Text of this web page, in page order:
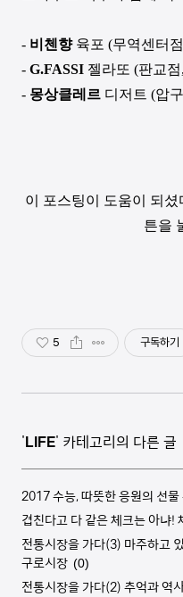
- 비첸향육포 (무역센터점
- G.FASSI 젤라또 (판교점,
- 몽상클레르 디저트 (압
이 포스팅이 도움이 되
튼을
5 구독하기
'LIFE' 카테고리의 다른 글
2017 수능, 따뜻한 응원의 선물
겹친다고 다 같은 체크는 아냐!
전통시장을 가다(3) 마주하고
구로시장 (0)
전통시장을 가다(2) 추억과 역